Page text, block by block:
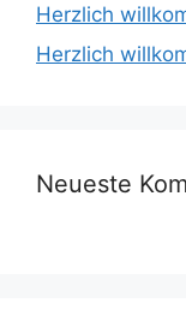
Herzlich
Herzlich
Neueste